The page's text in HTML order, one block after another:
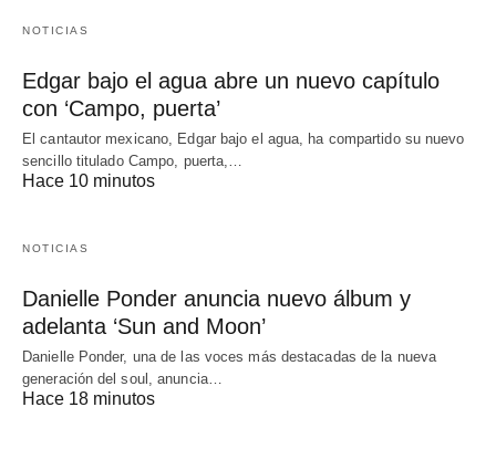
NOTICIAS
Edgar bajo el agua abre un nuevo capítulo
con ‘Campo, puerta’
El cantautor mexicano, Edgar bajo el agua, ha compartido su nuevo
sencillo titulado Campo, puerta,…
Hace 10 minutos
NOTICIAS
Danielle Ponder anuncia nuevo álbum y
adelanta ‘Sun and Moon’
Danielle Ponder, una de las voces más destacadas de la nueva
generación del soul, anuncia…
Hace 18 minutos